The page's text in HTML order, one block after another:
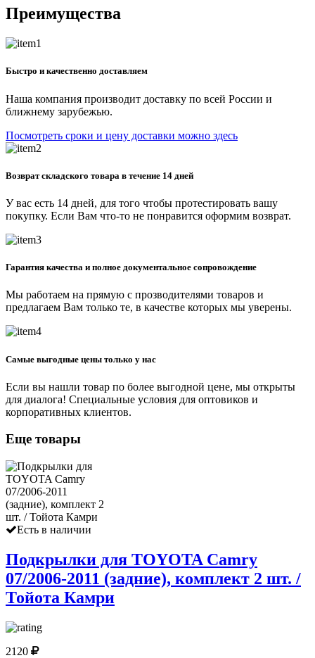
Преимущества
Быстро и качественно доставляем
Наша компания производит доставку по всей России и
ближнему зарубежью.
Посмотреть сроки и цену доставки можно здесь
Возврат складского товара в течение 14 дней
У вас есть 14 дней, для того чтобы протестировать вашу
покупку. Если Вам что-то не понравится оформим возврат.
Гарантия качества и полное документальное сопровождение
Мы работаем на прямую с прозводителями товаров и
предлагаем Вам только те, в качестве которых мы уверены.
Самые выгодные цены только у нас
Если вы нашли товар по более выгодной цене, мы открыты
для диалога! Специальные условия для оптовиков и
корпоративных клиентов.
Еще товары
Есть в наличии
Подкрылки для TOYOTA Camry
07/2006-2011 (задние), комплект 2 шт. /
Тойота Камри
2120